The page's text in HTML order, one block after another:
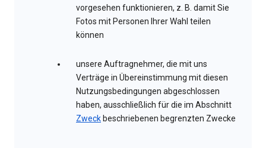
vorgesehen funktionieren, z. B. damit Sie
Fotos mit Personen Ihrer Wahl teilen
können
unsere Auftragnehmer, die mit uns
Verträge in Übereinstimmung mit diesen
Nutzungsbedingungen abgeschlossen
haben, ausschließlich für die im Abschnitt
Zweck beschriebenen begrenzten Zwecke